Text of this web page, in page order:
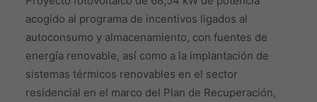
acogido al programa de incentivos ligados al
autoconsumo y almacenamiento, con fuentes de
energía renovable, así como a la implantación de
sistemas térmicos renovables en el sector
residencial en el marco del Plan de Recuperación,